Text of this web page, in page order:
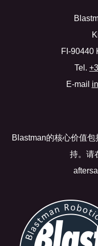
FI-90440
Tel.
E-mail
Blastman的核心价值
持。请